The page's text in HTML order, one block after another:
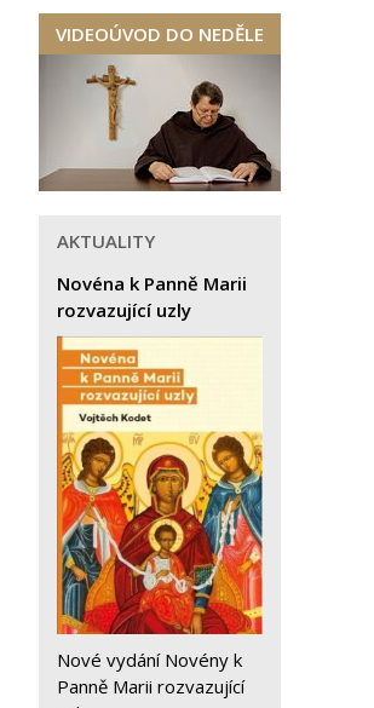
VIDEOÚVOD DO NEDĚLE
AKTUALITY
Novéna k Panně Marii
rozvazující uzly
Nové vydání Novény k
Panně Marii rozvazující